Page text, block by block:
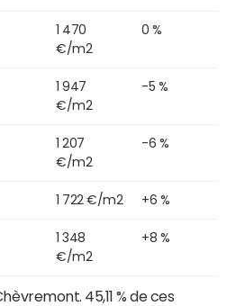
1 470
€/m2
0 %
1 947
€/m2
-5 %
1 207
€/m2
-6 %
1 722 €/m2 +6 %
1 348
€/m2
+8 %
45,11 % de ces